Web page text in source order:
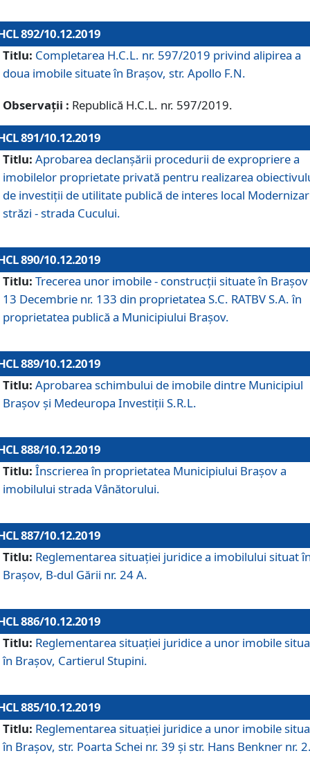
892/10.12.2019
Titlu: Completarea H.C.L. nr. 597/2019 privind alipirea a
doua imobile situate în Brașov, str. Apollo F.N.
Observații : Republică H.C.L. nr. 597/2019.
891/10.12.2019
Titlu: Aprobarea declanșării procedurii de expropriere a
imobilelor proprietate privată pentru realizarea
de investiții de utilitate publică de interes local
străzi - strada Cucului.
890/10.12.2019
Titlu: Trecerea unor imobile - construcții situate în Brașov
13 Decembrie nr. 133 din proprietatea S.C. RATBV S.A. în
proprietatea publică a Municipiului Brașov.
889/10.12.2019
Titlu: Aprobarea schimbului de imobile dintre Municipiul
Brașov și Medeuropa Investiții S.R.L.
888/10.12.2019
Titlu: Înscrierea în proprietatea Municipiului Braşov a
imobilului strada Vânătorului.
887/10.12.2019
Titlu: Reglementarea situației juridice a imobilului situat
Brașov, B-dul Gării nr. 24 A.
886/10.12.2019
Titlu: Reglementarea situaţiei juridice a unor imobile
în Braşov, Cartierul Stupini.
885/10.12.2019
Titlu: Reglementarea situației juridice a unor imobile
în Brașov, str. Poarta Schei nr. 39 și str. Hans Benkner nr.